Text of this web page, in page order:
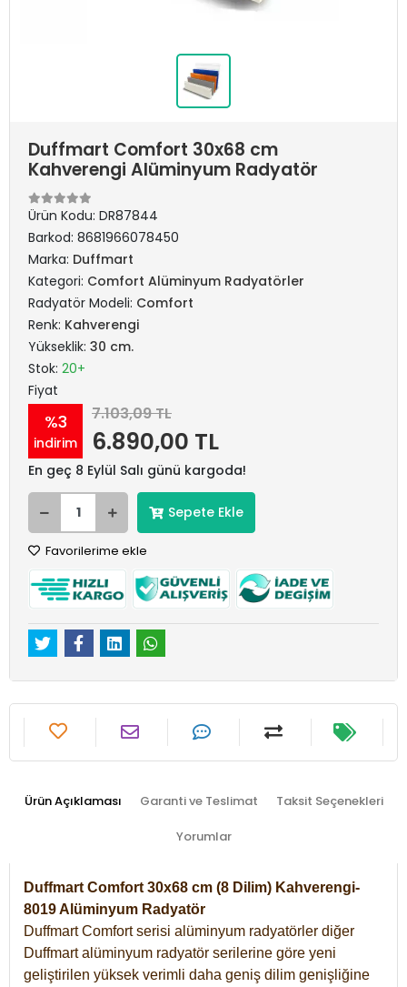
Duffmart Comfort 30x68 cm
Kahverengi Alüminyum Radyatör
Ürün Kodu: DR87844
Barkod: 8681966078450
Marka: Duffmart
Kategori: Comfort Alüminyum Radyatörler
Radyatör Modeli: Comfort
Renk: Kahverengi
Yükseklik: 30 cm.
Stok: 20+
Fiyat
%3
indirim
7.103,09 TL
6.890,00 TL
En geç 8 Eylül Salı günü kargoda!
Sepete Ekle
Favorilerime ekle
Ürün Açıklaması Garanti ve Teslimat Taksit Seçenekleri
Yorumlar
Duffmart Comfort 30x68 cm (8 Dilim) Kahverengi-
8019 Alüminyum Radyatör
Duffmart Comfort serisi alüminyum radyatörler diğer
Duffmart alüminyum radyatör serilerine göre yeni
geliştirilen yüksek verimli daha geniş dilim genişliğine